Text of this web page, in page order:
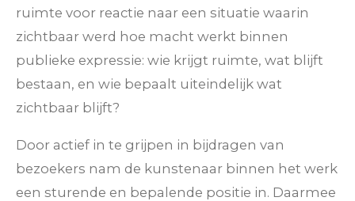
ruimte voor reactie naar een situatie waarin
zichtbaar werd hoe macht werkt binnen
publieke expressie: wie krijgt ruimte, wat blijft
bestaan, en wie bepaalt uiteindelijk wat
zichtbaar blijft?
Door actief in te grijpen in bijdragen van
bezoekers nam de kunstenaar binnen het werk
een sturende en bepalende positie in. Daarmee